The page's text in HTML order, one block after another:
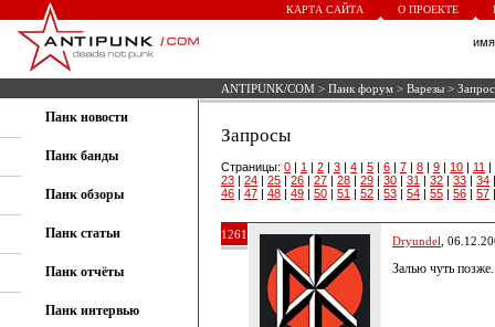
КАРТА САЙТА О ПРОЕКТЕ
ANTIPUNK/COM > Панк форум > Варезы >
Панк новости
Панк банды
Панк обзоры
Панк статьи
Панк отчёты
Панк интервью
Запросы
Страницы: 0 | 1 | 2 | 3 | 4 | 5 | 6 | 7 | 8 | 9 | 10 | 11 |
23 | 24 | 25 | 26 | 27 | 28 | 29 | 30 | 31 | 32 | 33 | 34
46 | 47 | 48 | 49 | 50 | 51 | 52 | 53 | 54 | 55 | 56 | 57
1261 Dryundel ,
Залью чуть позже.